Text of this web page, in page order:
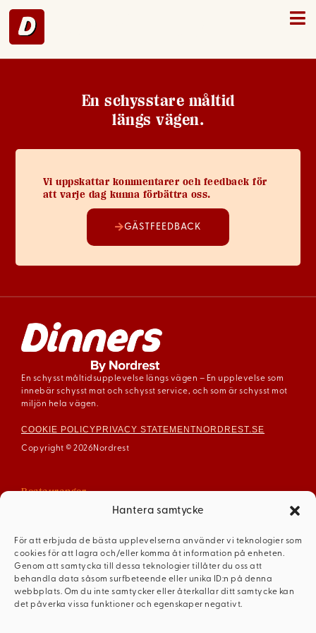
Hantera samtycke
För att erbjuda de bästa upplevelserna använder vi teknologier som
cookies för att lagra och/eller komma åt information på enheten.
Genom att samtycka till dessa teknologier tillåter du oss att
behandla data såsom surfbeteende eller unika ID:n på denna
webbplats. Om du inte samtycker eller återkallar ditt samtycke kan
det påverka vissa funktioner och egenskaper negativt.
Mellerud – 47
En schysstare måltid
längs vägen.
Vi uppskattar kommentarer och feedback för
att varje dag kunna förbättra oss.
GÄSTFEEDBACK
En schysst måltidsupplevelse längs vägen – En upplevelse som
innebär schysst mat och schysst service, och som är schysst mot
miljön hela vägen.
COOKIE POLICY PRIVACY STATEMENT NORDREST.SE
Copyright © 2026 Nordrest
Restauranger
Gävle
Mariestad
Mellerud
Ödeshög